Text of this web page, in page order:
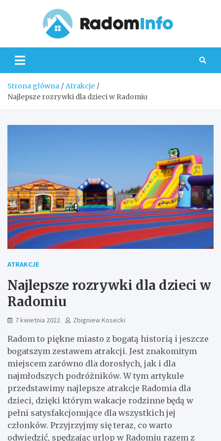
Strona główna
Atrakcje
Najlepsze rozrywki dla dzieci w Radomiu
ATRAKCJE
Najlepsze rozrywki dla dzieci w
Radomiu
7 kwietnia 2022 Zbigniew Kosecki
Radom to piękne miasto z bogatą historią i jeszcze
bogatszym zestawem atrakcji. Jest znakomitym
miejscem zarówno dla dorosłych, jak i dla
najmłodszych podróżników. W tym artykule
przedstawimy najlepsze atrakcje Radomia dla
dzieci, dzięki którym wakacje rodzinne będą w
pełni satysfakcjonujące dla wszystkich jej
członków. Przyjrzyjmy się teraz, co warto
odwiedzić, spędzając urlop w Radomiu razem z